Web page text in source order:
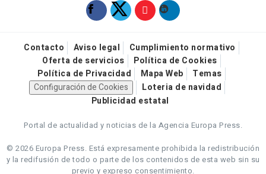
Contacto Aviso legal
Cumplimiento normativo
Oferta de servicios
Política de Cookies
Política de Privacidad
Mapa Web
Temas
Configuración de Cookies
Loteria de navidad
Publicidad estatal
Portal de actualidad y noticias de la Agencia Europa Press.
© 2026 Europa Press. Está expresamente prohibida la redistribución
y la redifusión de todo o parte de los contenidos de esta web sin su
previo y expreso consentimiento.